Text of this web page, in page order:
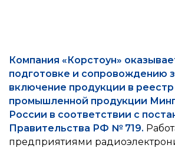
Компания «Корстоун»
подготовке и сопровождению
включение продукции в реестр
промышленной продукции
России в соответствии с
Правительства РФ № 719.
предприятиями